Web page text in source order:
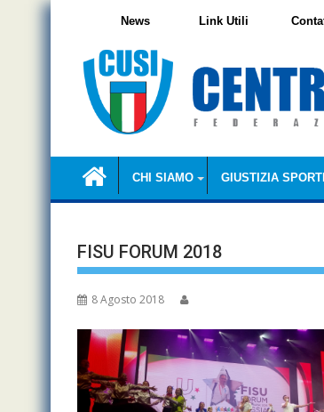
Skip
CHI SIAMO GIUSTIZIA
News Link Utili
FISU FORUM 2018
8 Agosto 2018